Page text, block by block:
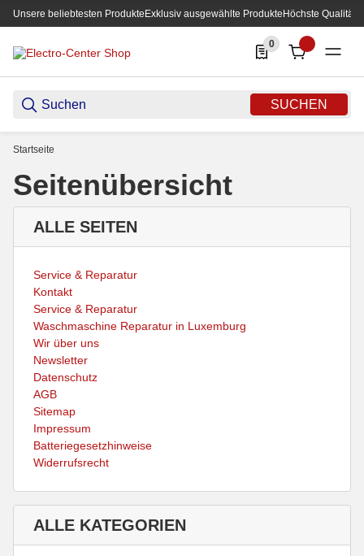
Unsere beliebtesten ProdukteExklusiv ausgewählte ProdukteHöchste Qualität
SUCHEN
0
0 Produkte in der
Startseite
Seitenübersicht
ALLE SEITEN
Service & Reparatur
Kontakt
Service & Reparatur
Waschmaschine Reparatur in Luxemburg
Wir über uns
Newsletter
Datenschutz
AGB
Sitemap
Impressum
Batteriegesetzhinweise
Widerrufsrecht
ALLE KATEGORIEN